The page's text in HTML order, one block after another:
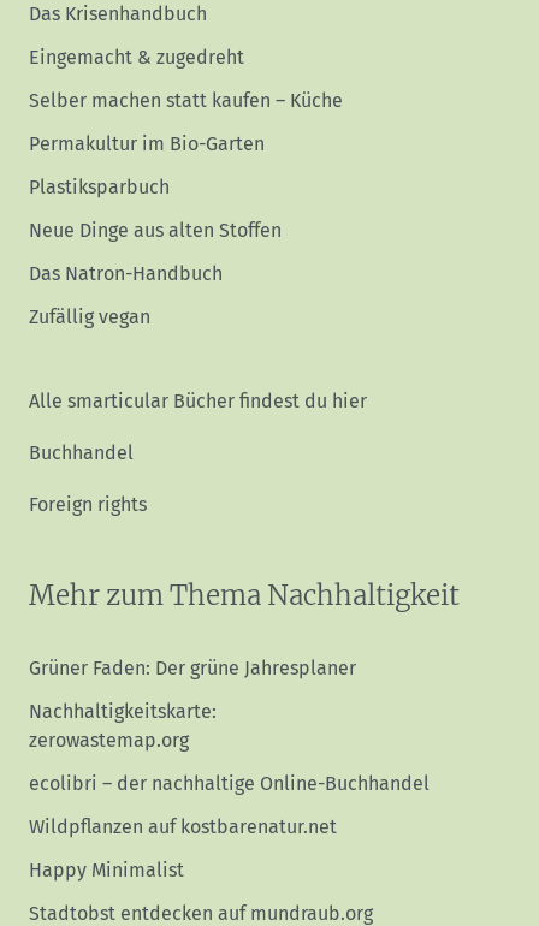
Das Krisenhandbuch
Eingemacht & zugedreht
Selber machen statt kaufen – Küche
Permakultur im Bio-Garten
Plastiksparbuch
Neue Dinge aus alten Stoffen
Das Natron-Handbuch
Zufällig vegan
Alle smarticular Bücher findest du hier
Buchhandel
Foreign rights
Mehr zum Thema Nachhaltigkeit
Grüner Faden: Der grüne Jahresplaner
Nachhaltigkeitskarte:
zerowastemap.org
ecolibri – der nachhaltige Online-Buchhandel
Wildpflanzen auf kostbarenatur.net
Happy Minimalist
Stadtobst entdecken auf mundraub.org